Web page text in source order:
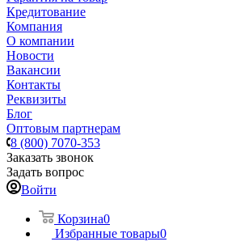
Кредитование
Компания
О компании
Новости
Вакансии
Контакты
Реквизиты
Блог
Оптовым партнерам
8 (800) 7070-353
Заказать звонок
Задать вопрос
Войти
Корзина0
Избранные товары0